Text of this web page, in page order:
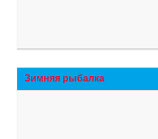
Зимняя рыбалка